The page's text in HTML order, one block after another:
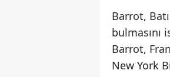
Barrot,
bulmasını
Barrot,
New York